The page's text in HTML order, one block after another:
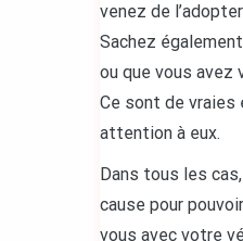
venez de
Sachez
ou que vous avez
Ce sont de vraies
attention à eux.
Dans tous les
cause pour
vous avec votre